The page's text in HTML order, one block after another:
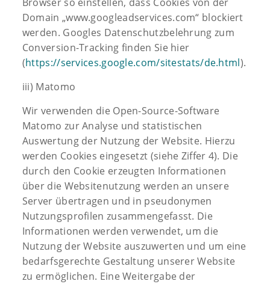
Domain „www.googleadservices.com“ blockiert
werden. Googles Datenschutzbelehrung zum
Conversion-Tracking finden Sie hier
(https://services.google.com/sitestats/de.html).
iii) Matomo
Wir verwenden die Open-Source-Software
Matomo zur Analyse und statistischen
Auswertung der Nutzung der Website. Hierzu
werden Cookies eingesetzt (siehe Ziffer 4). Die
durch den Cookie erzeugten Informationen
über die Websitenutzung werden an unsere
Server übertragen und in pseudonymen
Nutzungsprofilen zusammengefasst. Die
Informationen werden verwendet, um die
Nutzung der Website auszuwerten und um eine
bedarfsgerechte Gestaltung unserer Website
zu ermöglichen. Eine Weitergabe der